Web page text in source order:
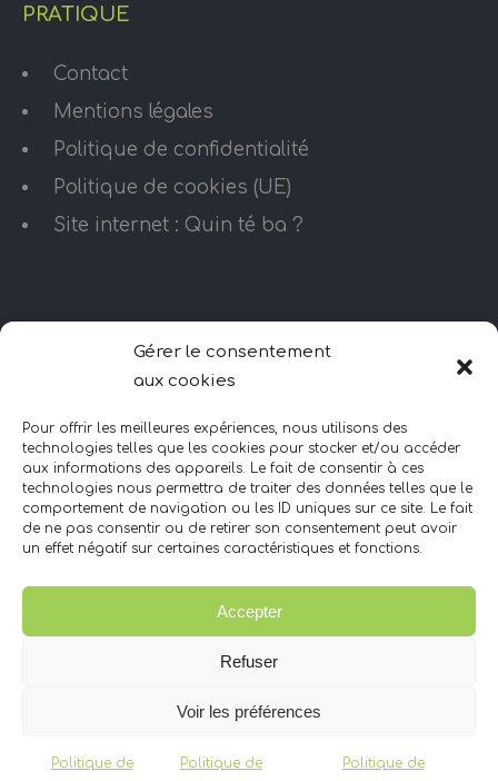
Gérer le consentement
aux cookies
Pour offrir les meilleures expériences, nous utilisons des
technologies telles que les cookies pour stocker et/ou accéder
aux informations des appareils. Le fait de consentir à ces
technologies nous permettra de traiter des données telles que le
comportement de navigation ou les ID uniques sur ce site. Le fait
de ne pas consentir ou de retirer son consentement peut avoir
un effet négatif sur certaines caractéristiques et fonctions.
Accepter
Refuser
Voir les préférences
Politique de Politique de Politique de
PRATIQUE
Contact
Mentions légales
Politique de confidentialité
Politique de cookies (UE)
Site internet : Quin té ba ?
Lundi – Vendredi
10H – minuit
Samedi
10H – 20H
Dimanche
FERMÉ
CONTACTEZ-NOUS
10 Chemin des 3 Ponts